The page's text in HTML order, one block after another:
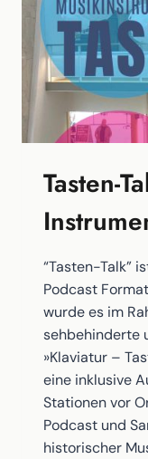
Tasten-
“Tasten-Talk”
Podcast
wurde es im
sehbehinderte
»Klaviatur –
eine inklusive
Stationen vor
Podcast und
historischer